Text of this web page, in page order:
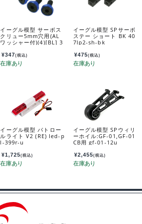
イーグル模型 サーボス
クリュー5mm穴用(AL
ワッシャー付)(4)[BL] 3
¥347(税込)
イーグル模型 SPサーボ
ステー ショート BK 40
7lp2-sh-bk
¥475(税込)
イーグル模型 パトロー
ルライト V2 (RE) led-p
l-399r-u
¥1,725(税込)
イーグル模型 SPウィリ
ーホイル:GF-01,GF-01
CB用 gf-01-12u
¥2,455(税込)